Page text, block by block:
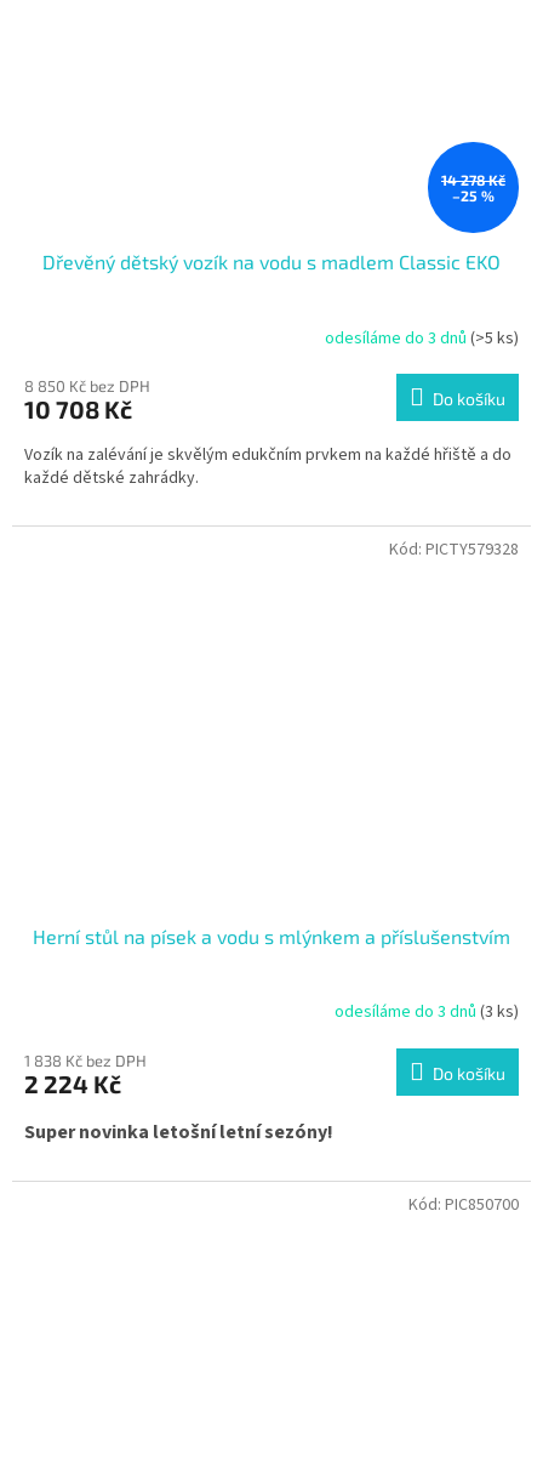
14 278 Kč
–25 %
Dřevěný dětský vozík na vodu s madlem Classic EKO
odesíláme do 3 dnů (>5 ks)
8 850 Kč bez DPH
10 708 Kč Do košíku
Vozík na zalévání je skvělým edukčním prvkem na každé hřiště a do
každé dětské zahrádky.
Herní stůl na písek a vodu s mlýnkem a příslušenstvím
odesíláme do 3 dnů (3 ks)
1 838 Kč bez DPH
2 224 Kč Do košíku
Super novinka letošní letní sezóny!
Kód: PICTY579328
Kód: PIC850700